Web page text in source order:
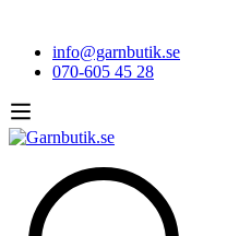
info@garnbutik.se
070-605 45 28